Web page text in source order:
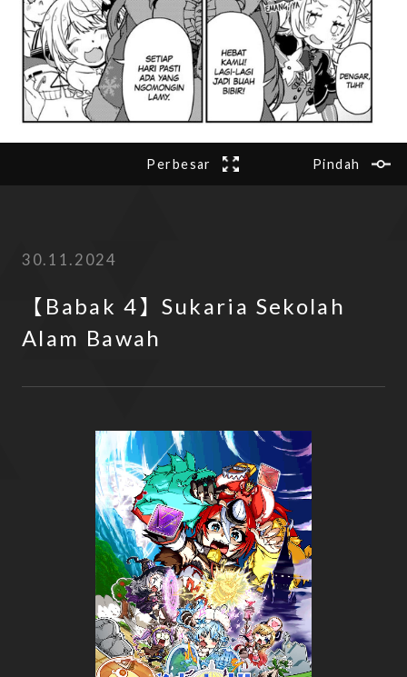
Perbesar Pindah
2
Sebelumnya
30.11.2024
【Babak 4】Sukaria Sekolah
Alam Bawah